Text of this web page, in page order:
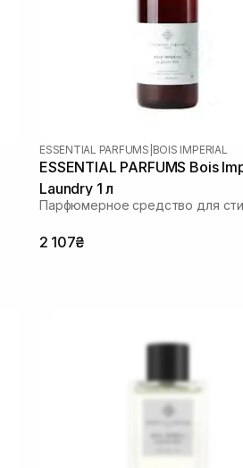
ESSENTIAL PARFUMS BOIS IMPERIAL
ESSENTIAL PARFUMS Bois
Laundry 1 л
Парфюмерное средство для
2 107₴